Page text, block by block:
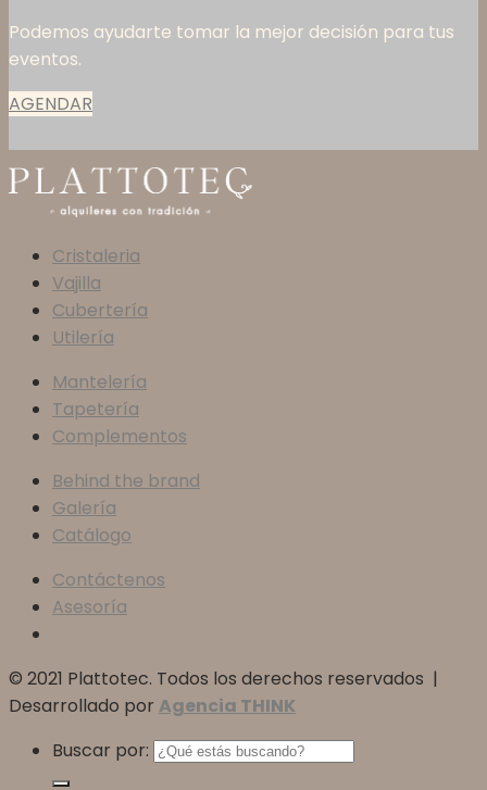
Podemos ayudarte tomar la mejor decisión para tus
eventos.
AGENDAR
Cristaleria
Vajilla
Cubertería
Utilería
Mantelería
Tapetería
Complementos
Behind the brand
Galería
Catálogo
Contáctenos
Asesoría
© 2021 Plattotec. Todos los derechos reservados |
Desarrollado por Agencia THINK
Buscar por: